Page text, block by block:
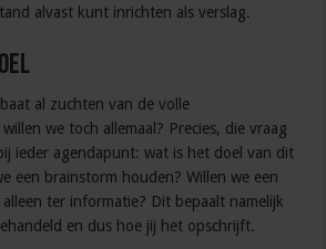
alvast kunt inrichten als verslag.
al zuchten van de volle
we toch allemaal? Precies, die vraag
ieder agendapunt: wat is het doel van dit
een brainstorm houden? Willen we een
ter informatie? Dit bepaalt namelijk
en dus hoe jij het opschrijft.